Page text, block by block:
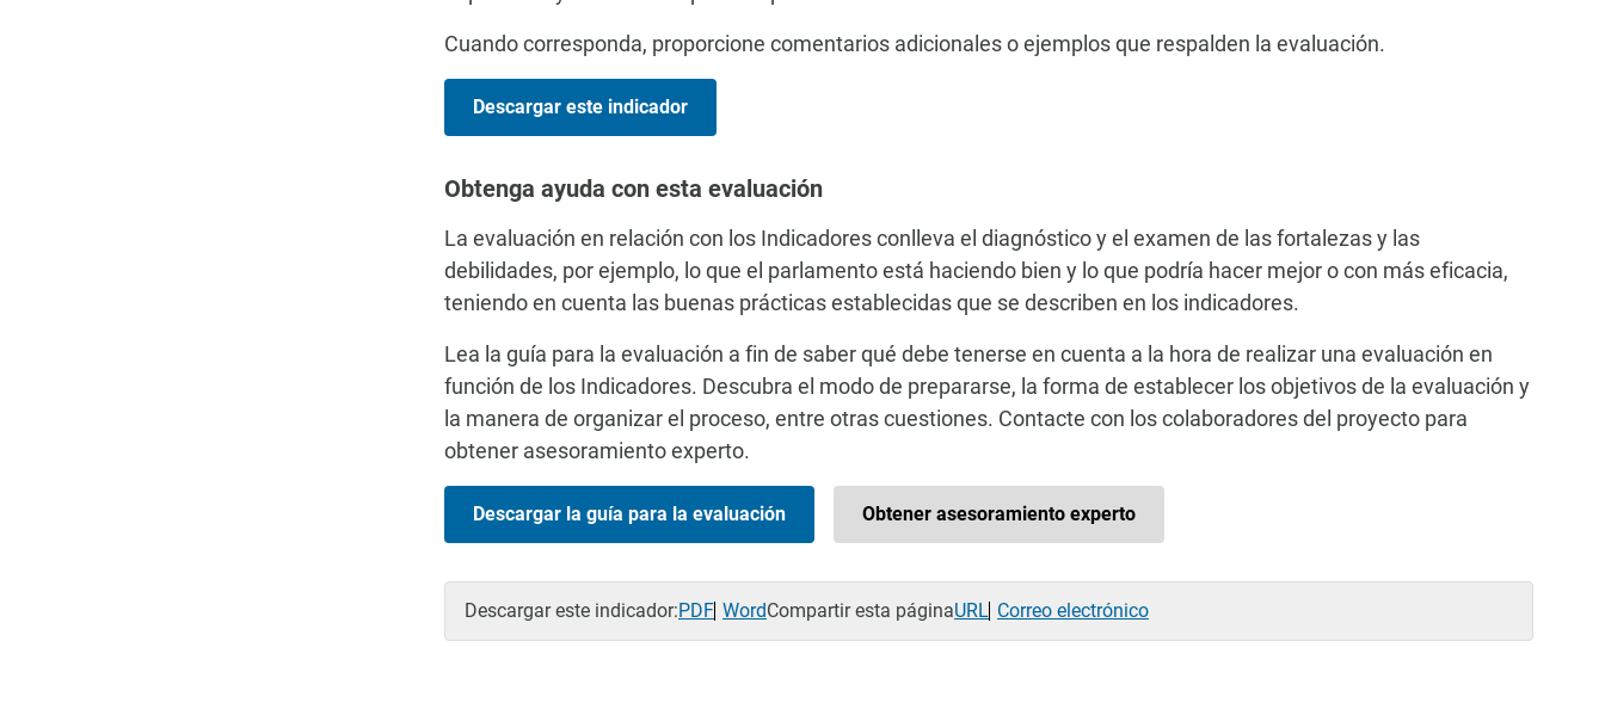
Cuando corresponda, proporcione comentarios adicionales o ejemplos que respalden la evaluación.
Descargar este indicador
Obtenga ayuda con esta evaluación
La evaluación en relación con los Indicadores conlleva el diagnóstico y el examen de las fortalezas y las
debilidades, por ejemplo, lo que el parlamento está haciendo bien y lo que podría hacer mejor o con más eficacia,
teniendo en cuenta las buenas prácticas establecidas que se describen en los indicadores.
Lea la guía para la evaluación a fin de saber qué debe tenerse en cuenta a la hora de realizar una evaluación en
función de los Indicadores. Descubra el modo de prepararse, la forma de establecer los objetivos de la evaluación y
la manera de organizar el proceso, entre otras cuestiones. Contacte con los colaboradores del proyecto para
obtener asesoramiento experto.
Descargar la guía para la evaluación Obtener asesoramiento experto
Descargar este indicador:PDF WordCompartir esta páginaURL Correo electrónico